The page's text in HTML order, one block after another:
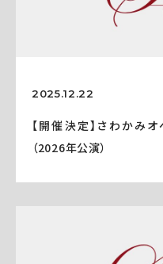
2025.12.22
【開催決定】さわかみオ
（2026年公演）